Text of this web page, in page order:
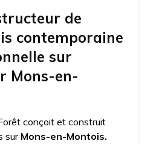
de
contemporaine
sur
Mons-en-
conçoit et construit
sur Mons-en-Montois.